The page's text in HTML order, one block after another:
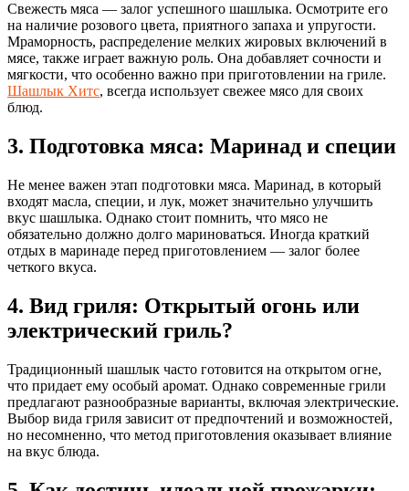
Свежесть мяса — залог успешного шашлыка. Осмотрите его
на наличие розового цвета, приятного запаха и упругости.
Мраморность, распределение мелких жировых включений в
мясе, также играет важную роль. Она добавляет сочности и
мягкости, что особенно важно при приготовлении на гриле.
Шашлык Хитс, всегда использует свежее мясо для своих
блюд.
3. Подготовка мяса: Маринад и специи
Не менее важен этап подготовки мяса. Маринад, в который
входят масла, специи, и лук, может значительно улучшить
вкус шашлыка. Однако стоит помнить, что мясо не
обязательно должно долго мариноваться. Иногда краткий
отдых в маринаде перед приготовлением — залог более
четкого вкуса.
4. Вид гриля: Открытый огонь или
электрический гриль?
Традиционный шашлык часто готовится на открытом огне,
что придает ему особый аромат. Однако современные грили
предлагают разнообразные варианты, включая электрические.
Выбор вида гриля зависит от предпочтений и возможностей,
но несомненно, что метод приготовления оказывает влияние
на вкус блюда.